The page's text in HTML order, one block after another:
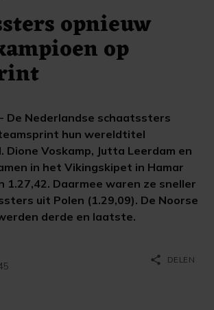
opnieuw
op
- De Nederlandse schaatssters
hun wereldtitel
Dione Voskamp, Jutta Leerdam en
in het Vikingskipet in Hamar
1.27,42. Daarmee waren ze sneller
uit Polen (1.29,09). De Noorse
derde en laatste.
share DELEN